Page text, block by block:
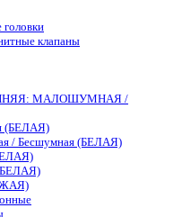
головки
клапаны
МАЛОШУМНАЯ /
(БЕЛАЯ)
/ Бесшумная (БЕЛАЯ)